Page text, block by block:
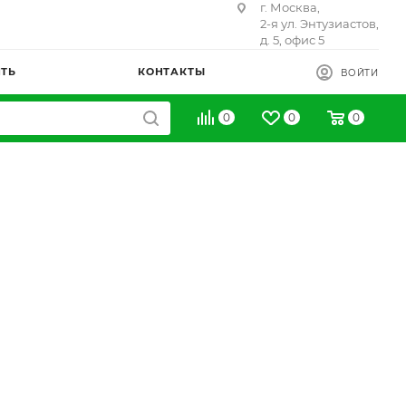
г. Москва,
2-я ул. Энтузиастов,
д. 5, офис 5
КОНТАКТЫ ВОЙТИ
0 0 0